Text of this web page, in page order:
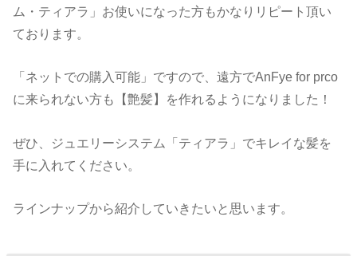
ム・ティアラ」お使いになった方もかなりリピート頂い
ております。
「ネットでの購入可能」ですので、遠方でAnFye for prco
に来られない方も【艶髪】を作れるようになりました！
ぜひ、ジュエリーシステム「ティアラ」でキレイな髪を
手に入れてください。
ラインナップから紹介していきたいと思います。